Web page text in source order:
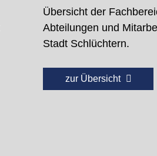
Übersicht der
Abteilungen und
Stadt Schlüchtern.
zur Übersicht